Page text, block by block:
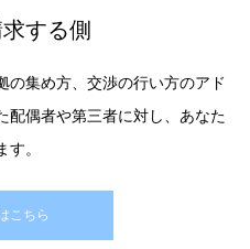
する側
の集め方、交渉の行い方のアド
配偶者や第三者に対し、あなた
。
こちら